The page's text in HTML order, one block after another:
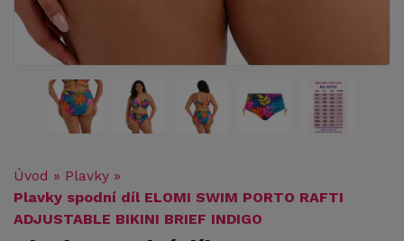
Úvod » Plavky »
Plavky spodní díl ELOMI SWIM PORTO RAFTI
ADJUSTABLE BIKINI BRIEF INDIGO